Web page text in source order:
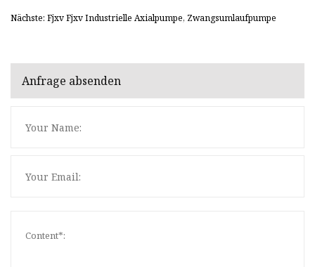
Nächste: Fjxv Fjxv Industrielle Axialpumpe, Zwangsumlaufpumpe
Anfrage absenden